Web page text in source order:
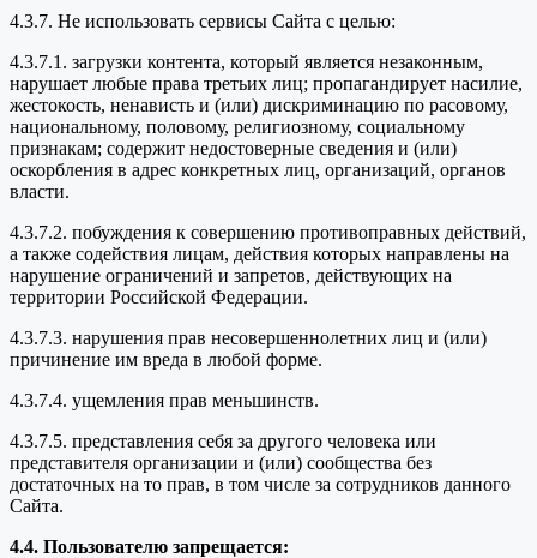
4.3.7. Не использовать сервисы Сайта с целью:
4.3.7.1. загрузки контента, который является незаконным,
нарушает любые права третьих лиц; пропагандирует насилие,
жестокость, ненависть и (или) дискриминацию по расовому,
национальному, половому, религиозному, социальному
признакам; содержит недостоверные сведения и (или)
оскорбления в адрес конкретных лиц, организаций, органов
власти.
4.3.7.2. побуждения к совершению противоправных действий,
а также содействия лицам, действия которых направлены на
нарушение ограничений и запретов, действующих на
территории Российской Федерации.
4.3.7.3. нарушения прав несовершеннолетних лиц и (или)
причинение им вреда в любой форме.
4.3.7.4. ущемления прав меньшинств.
4.3.7.5. представления себя за другого человека или
представителя организации и (или) сообщества без
достаточных на то прав, в том числе за сотрудников данного
Сайта.
4.4. Пользователю запрещается: